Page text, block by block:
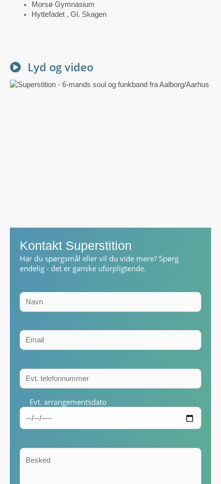
Morsø Gymnasium
Hyttefadet , Gl. Skagen
Lyd og video
Kontakt Superstition
Har du spørgsmål eller vil du vide mere? Spørg
endelig - det er ganske uforpligtende.
Evt. arrangementsdato